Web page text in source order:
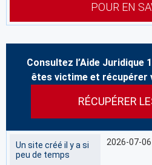
POUR EN
Consultez l’Aide Juridique
êtes victime et récupérer
RÉCUPÉRER
Un site créé il y a si
peu de temps
2026-07-06